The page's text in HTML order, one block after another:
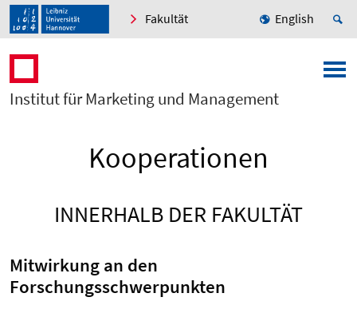
Fakultät English
Institut für Marketing und Management
Kooperationen
INNERHALB DER FAKULTÄT
Mitwirkung an den
Forschungsschwerpunkten